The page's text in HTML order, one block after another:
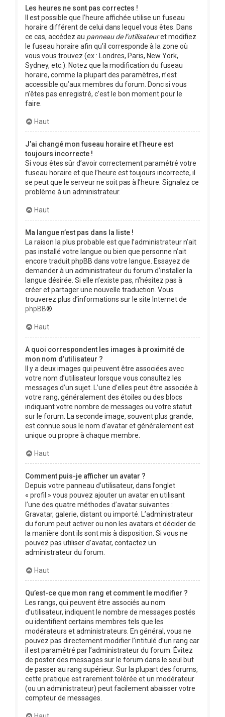
Les heures ne sont pas correctes !
Il est possible que l’heure affichée utilise un fuseau
horaire différent de celui dans lequel vous êtes. Dans
ce cas, accédez au panneau de l’utilisateuret modifiez
le fuseau horaire afin qu’il corresponde à la zone où
vous vous trouvez (ex : Londres, Paris, New York,
Sydney, etc.). Notez que la modification du fuseau
horaire, comme la plupart des paramètres, n’est
accessible qu’aux membres du forum. Donc si vous
n’êtes pas enregistré, c’est le bon moment pour le
faire.
Haut
J’ai changé mon fuseau horaire et l’heure est
toujours incorrecte !
Si vous êtes sûr d’avoir correctement paramétré votre
fuseau horaire et que l’heure est toujours incorrecte, il
se peut que le serveur ne soit pas à l’heure. Signalez ce
problème à un administrateur.
Haut
Ma langue n’est pas dans la liste !
La raison la plus probable est que l’administrateur n’ait
pas installé votre langue ou bien que personne n’ait
encore traduit phpBB dans votre langue. Essayez de
demander à un administrateur du forum d’installer la
langue désirée. Si elle n’existe pas, n’hésitez pas à
créer et partager une nouvelle traduction. Vous
trouverez plus d’informations sur le site Internet de
phpBB®.
Haut
A quoi correspondent les images à proximité de
mon nom d’utilisateur ?
Il y a deux images qui peuvent être associées avec
votre nom d’utilisateur lorsque vous consultez les
messages d’un sujet. L’une d’elles peut être associée à
votre rang, généralement des étoiles ou des blocs
indiquant votre nombre de messages ou votre statut
sur le forum. La seconde image, souvent plus grande,
est connue sous le nom d’avatar et généralement est
unique ou propre à chaque membre.
Haut
Comment puis-je afficher un avatar ?
Depuis votre panneau d’utilisateur, dans l’onglet
« profil » vous pouvez ajouter un avatar en utilisant
l’une des quatre méthodes d’avatar suivantes :
Gravatar, galerie, distant ou importé. L’administrateur
du forum peut activer ou non les avatars et décider de
la manière dont ils sont mis à disposition. Si vous ne
pouvez pas utiliser d’avatar, contactez un
administrateur du forum.
Haut
Qu’est-ce que mon rang et comment le modifier ?
Les rangs, qui peuvent être associés au nom
d’utilisateur, indiquent le nombre de messages postés
ou identifient certains membres tels que les
modérateurs et administrateurs. En général, vous ne
pouvez pas directement modifier l’intitulé d’un rang car
il est paramétré par l’administrateur du forum. Évitez
de poster des messages sur le forum dans le seul but
de passer au rang supérieur. Sur la plupart des forums,
cette pratique est rarement tolérée et un modérateur
(ou un administrateur) peut facilement abaisser votre
compteur de messages.